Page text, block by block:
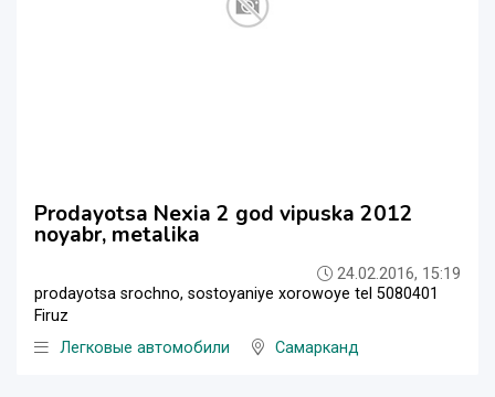
Prodayotsa Nexia 2 god vipuska 2012
noyabr, metalika
24.02.2016, 15:19
prodayotsa srochno, sostoyaniye xorowoye tel 5080401
Firuz
Легковые автомобили
Самарканд